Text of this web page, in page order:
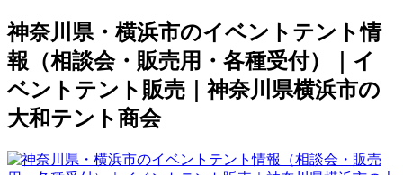
神奈川県・横浜市のイベントテント情
報（相談会・販売用・各種受付）｜イ
ベントテント販売｜神奈川県横浜市の
大和テント商会